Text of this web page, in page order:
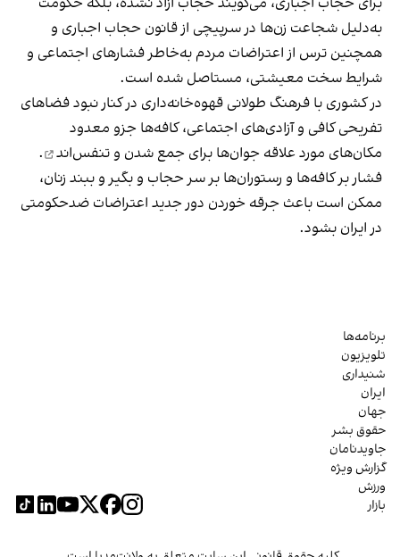
به‌دلیل شجاعت زن‌ها در سرپیچی از قانون حجاب اجباری و
همچنین ترس از اعتراضات مردم به‌خاطر فشارهای اجتماعی و
شرایط سخت معیشتی، مستاصل شده است.
در کشوری با فرهنگ طولانی قهوه‌‌خانه‌داری در کنار نبود فضاهای
تفریحی کافی و آزادی‌های اجتماعی، کافه‌ها جزو معدود
مکان‌های مورد علاقه جوان‌ها برای جمع شدن و تنفس‌اند
.
فشار بر کافه‌ها و رستوران‌ها بر سر حجاب و بگیر و ببند زنان،
ممکن است باعث جرقه خوردن دور جدید اعتراضات ضدحکومتی
در ایران بشود.
برنامه‌ها
تلویزیون
شنیداری
ایران
جهان
حقوق بشر
جاویدنامان
گزارش ویژه
ورزش
بازار